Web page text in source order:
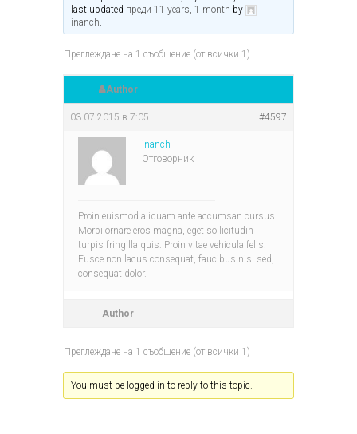
last updated преди 11 years, 1 month by
inanch.
Преглеждане на 1 съобщение (от всички 1)
Author
03.07.2015 в 7:05 #4597
inanch
Отговорник
Proin euismod aliquam ante accumsan cursus.
Morbi ornare eros magna, eget sollicitudin
turpis fringilla quis. Proin vitae vehicula felis.
Fusce non lacus consequat, faucibus nisl sed,
consequat dolor.
Author
Преглеждане на 1 съобщение (от всички 1)
You must be logged in to reply to this topic.